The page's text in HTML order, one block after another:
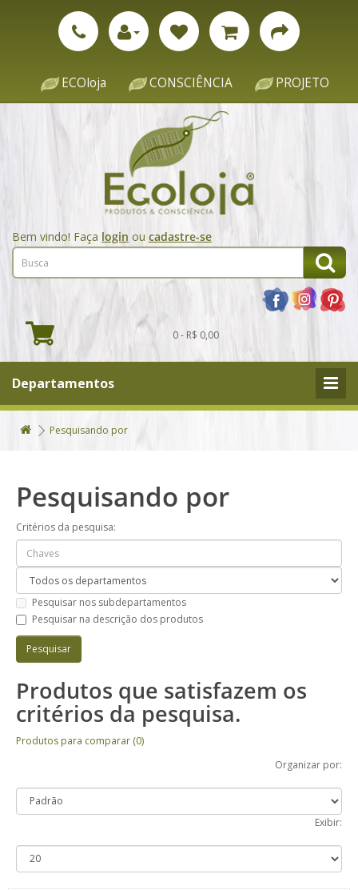
ECOloja CONSCIÊNCIA PROJETO
Bem vindo! Faça login ou cadastre-se
0 - R$ 0,00
Departamentos
Pesquisando por
Pesquisando por
Critérios da pesquisa:
Pesquisar nos subdepartamentos
Pesquisar na descrição dos produtos
Produtos que satisfazem os
critérios da pesquisa.
Produtos para comparar (0)
Organizar por:
Exibir: